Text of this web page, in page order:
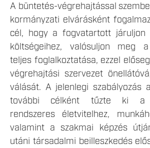
A büntetés-végrehajtással
kormányzati elvárásként
cél, hogy a fogvatartott járuljon
költségeihez, valósuljon meg
teljes foglalkoztatása, ezzel
végrehajtási szervezet
válását. A jelenlegi szabályozás
további célként tűzte ki a
rendszeres életvitelhez,
valamint a szakmai képzés
utáni társadalmi beilleszkedés